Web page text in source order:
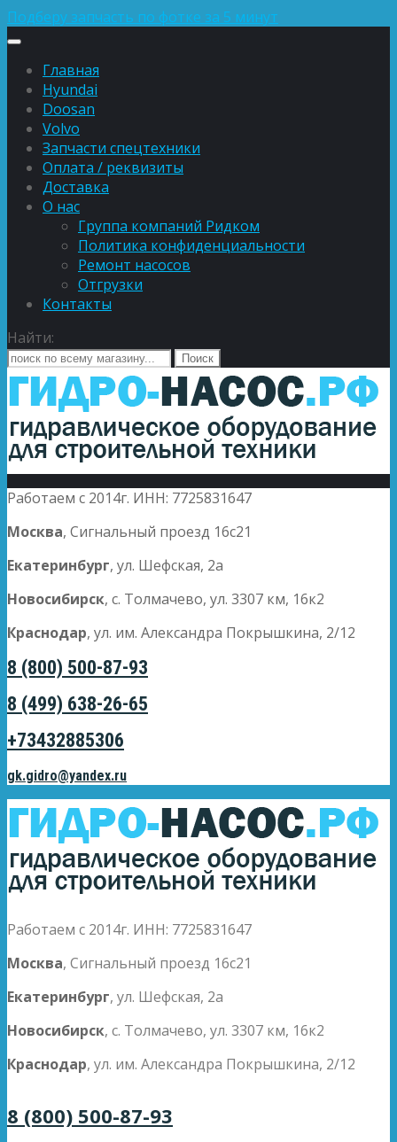
Подберу запчасть по фотке за 5 минут
Главная
Hyundai
Doosan
Volvo
Запчасти спецтехники
Оплата / реквизиты
Доставка
О нас
Группа компаний Ридком
Политика конфиденциальности
Ремонт насосов
Отгрузки
Контакты
Найти:
Работаем с 2014г. ИНН: 7725831647
Москва, Сигнальный проезд 16с21
Екатеринбург, ул. Шефская, 2а
Новосибирск, с. Толмачево, ул. 3307 км, 16к2
Краснодар, ул. им. Александра Покрышкина, 2/12
8 (800) 500-87-93
8 (499) 638-26-65
+73432885306
gk.gidro@yandex.ru
Работаем с 2014г. ИНН: 7725831647
Москва, Сигнальный проезд 16с21
Екатеринбург, ул. Шефская, 2а
Новосибирск, с. Толмачево, ул. 3307 км, 16к2
Краснодар, ул. им. Александра Покрышкина, 2/12
8 (800) 500-87-93